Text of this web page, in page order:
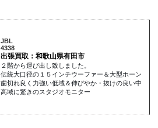
JBL
4338
出張買取：和歌山県有田市
２階から運び出し致しました。
伝統大口径の１５インチウーファー＆大型ホーン
歯切れ良く力強い低域＆伸びやか・抜けの良い中
高域に驚きのスタジオモニター